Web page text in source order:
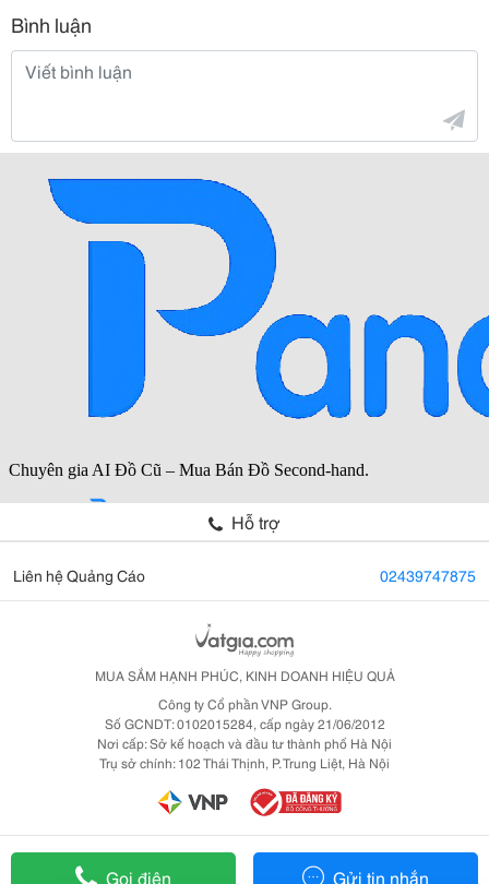
Bình luận
Gọi điện Gửi tin nhắn
Hỗ trợ
Liên hệ Quảng Cáo 02439747875
MUA SẮM HẠNH PHÚC, KINH DOANH HIỆU QUẢ
Công ty Cổ phần VNP Group.
Số GCNDT: 0102015284, cấp ngày 21/06/2012
Nơi cấp: Sở kế hoạch và đầu tư thành phố Hà Nội
Trụ sở chính: 102 Thái Thịnh, P. Trung Liệt, Hà Nội